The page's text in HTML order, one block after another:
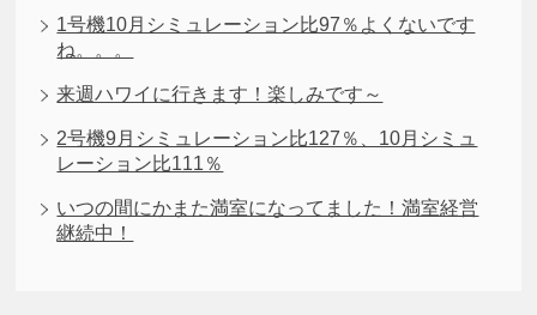
1号機10月シミュレーション比97％よくないです
ね。。。
来週ハワイに行きます！楽しみです～
2号機9月シミュレーション比127％、10月シミュ
レーション比111％
いつの間にかまた満室になってました！満室経営
継続中！